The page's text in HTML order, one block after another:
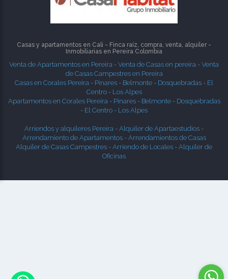
Casas y apartamentos en Cali - Finca raíz, compra, venta, alquiler -
Inmobiliarias en Pereira Colombia
Venta de Apartamentos en Pereira - Venta de Casas en pereira - Venta
de Casas Campestres en Pereira
Casas en Corales Pereira - Pinares - Belmonte - Dosquebradas - El
Centro- Los Alpes
Apartamentos en Corales Pereira - Pinares- Belmonte- Dosquebradas
- El Centro - Los Alpes
Arriendos y alquileres Pereira - Alquiler de Apartaestudios -
Arrendamiento de Apartamentos- Arrendamientos de Casas
Alquiler de Casas Campestres - Arriendo de Locales - Alquiler de
Oficinas